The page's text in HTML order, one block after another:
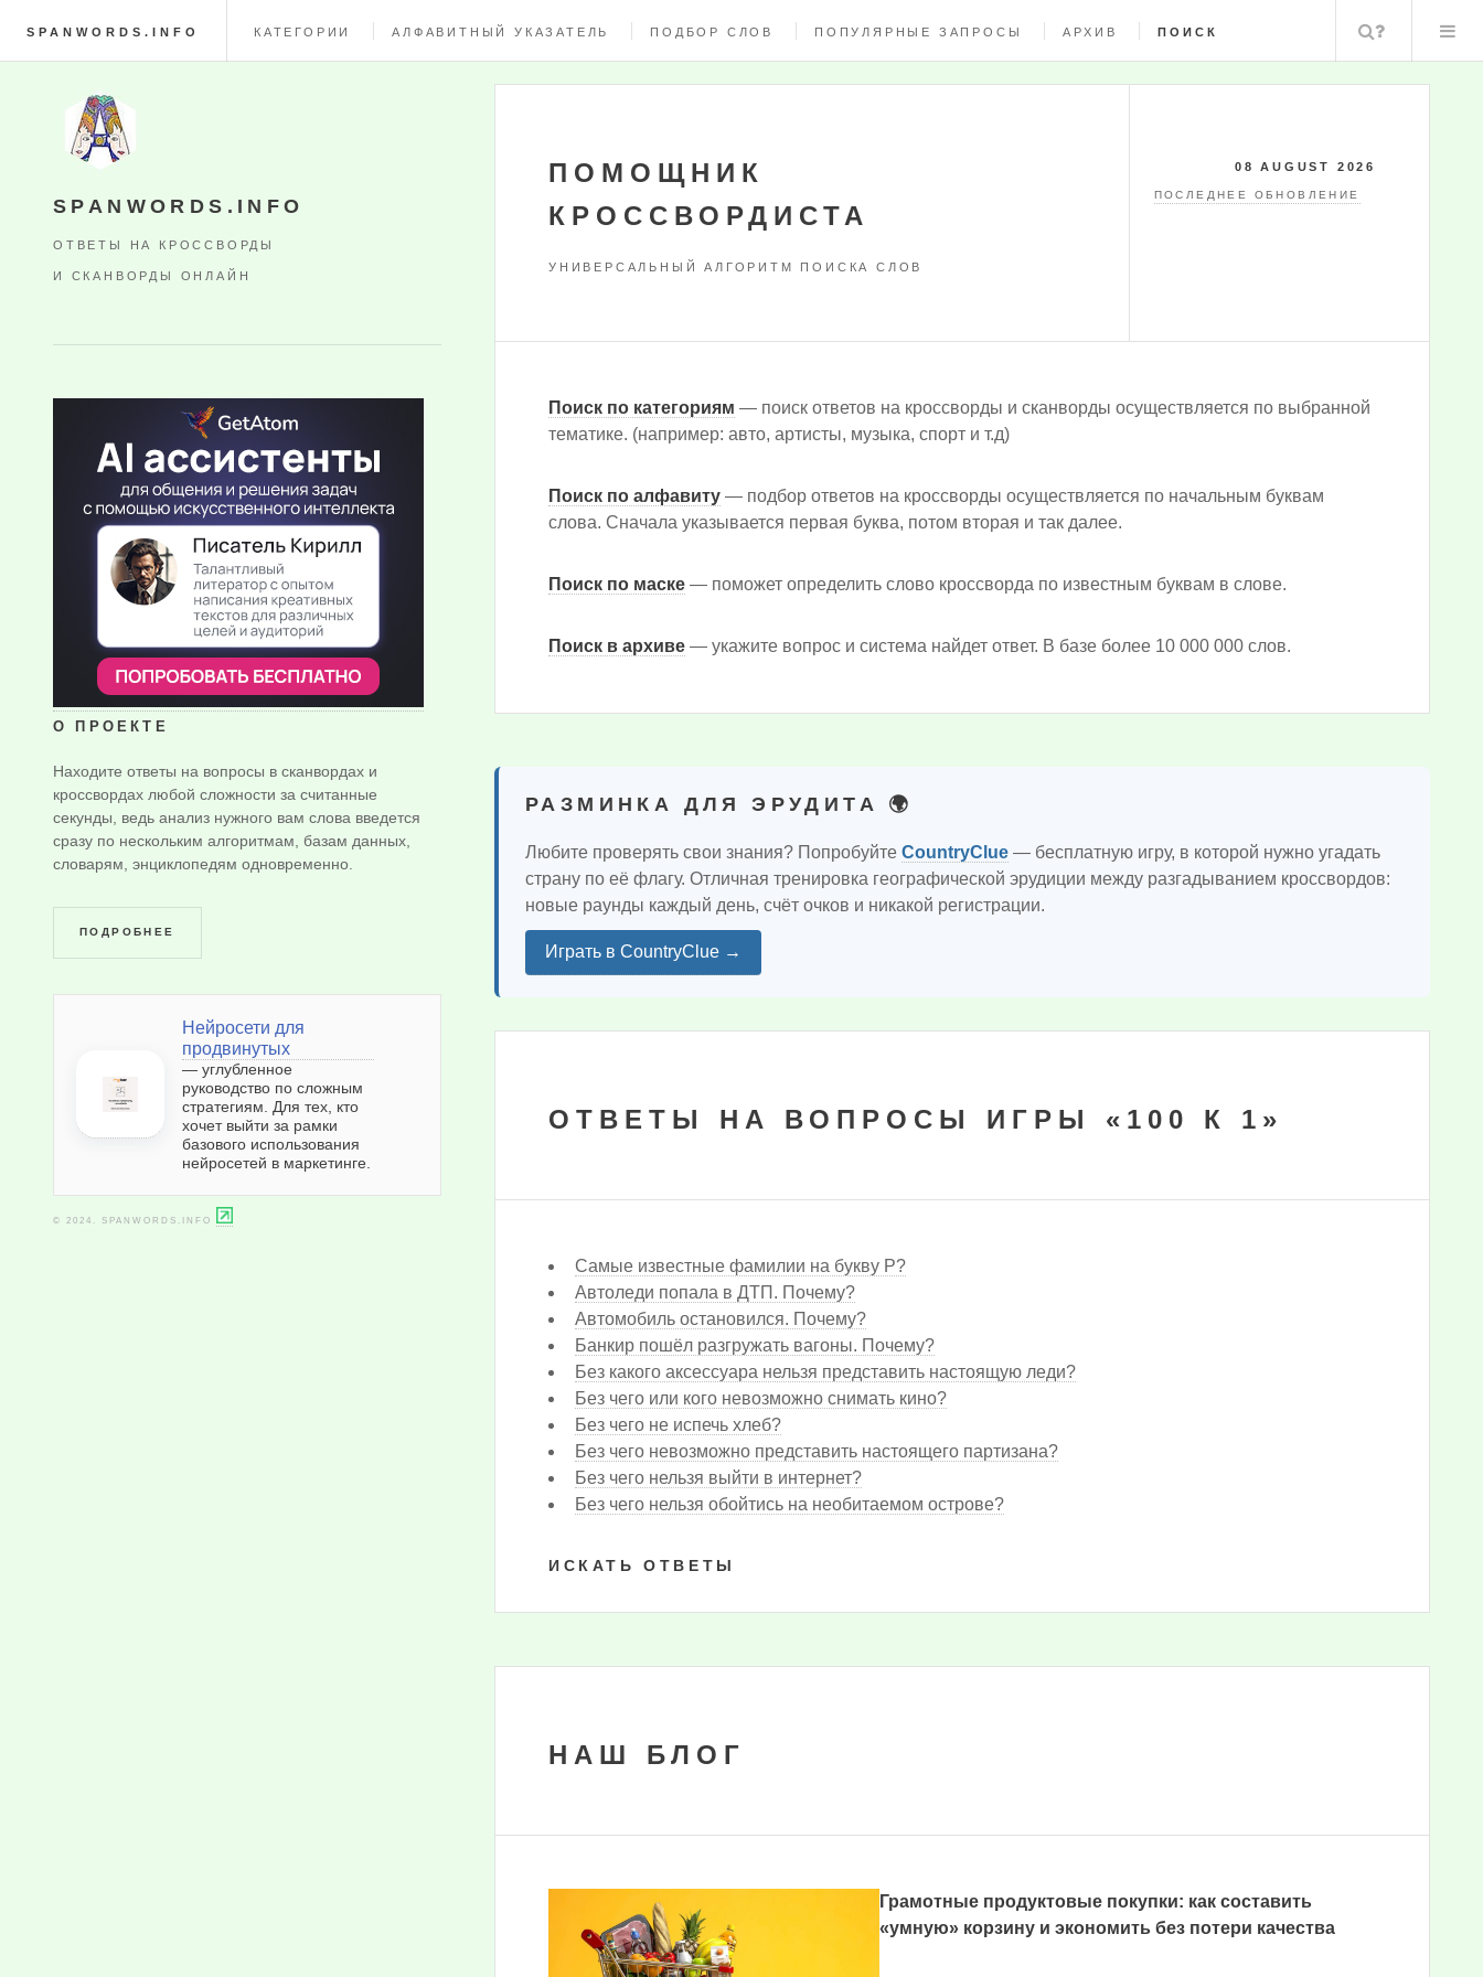
SPANWORDS.INFO КАТЕГОРИИ АЛФАВИТНЫЙ УКАЗАТЕЛЬ ПОДБОР СЛОВ ПОПУЛЯРНЫЕ ЗАПРОСЫ АРХИВ ПОИСК Поиск
ПОМОЩНИК
КРОССВОРДИСТА
УНИВЕРСАЛЬНЫЙ АЛГОРИТМ ПОИСКА СЛОВ
08 AUGUST 2026
ПОСЛЕДНЕЕ ОБНОВЛЕНИЕ
Поиск по категориям — поиск ответов на кроссворды и сканворды осуществляется по выбранной
тематике. (например: авто, артисты, музыка, спорт и т.д)
Поиск по алфавиту — подбор ответов на кроссворды осуществляется по начальным буквам
слова. Сначала указывается первая буква, потом вторая и так далее.
Поиск по маске — поможет определить слово кроссворда по известным буквам в слове.
Поиск в архиве — укажите вопрос и система найдет ответ. В базе более 10 000 000 слов.
РАЗМИНКА ДЛЯ ЭРУДИТА 🌍
Любите проверять свои знания? Попробуйте CountryClue — бесплатную игру, в которой нужно угадать
страну по её флагу. Отличная тренировка географической эрудиции между разгадыванием кроссвордов:
новые раунды каждый день, счёт очков и никакой регистрации.
Играть в CountryClue →
ОТВЕТЫ НА ВОПРОСЫ ИГРЫ «100 К 1»
Cамые известные фамилии на букву Р?
Автоледи попала в ДТП. Почему?
Автомобиль остановился. Почему?
Банкир пошёл разгружать вагоны. Почему?
Без какого аксессуара нельзя представить настоящую леди?
Без чего или кого невозможно снимать кино?
Без чего не испечь хлеб?
Без чего невозможно представить настоящего партизана?
Без чего нельзя выйти в интернет?
Без чего нельзя обойтись на необитаемом острове?
ИСКАТЬ ОТВЕТЫ
НАШ БЛОГ
Грамотные продуктовые покупки: как составить
«умную» корзину и экономить без потери качества
SPANWORDS.INFO
ОТВЕТЫ НА КРОССВОРДЫ
И СКАНВОРДЫ ОНЛАЙН
О ПРОЕКТЕ
Находите ответы на вопросы в сканвордах и
кроссвордах любой сложности за считанные
секунды, ведь анализ нужного вам слова введется
сразу по нескольким алгоритмам, базам данных,
словарям, энциклопедям одновременно.
ПОДРОБНЕЕ
Нейросети для
продвинутых
— углубленное
руководство по сложным
стратегиям. Для тех, кто
хочет выйти за рамки
базового использования
нейросетей в маркетинге.
© 2024. SPANWORDS.INFO